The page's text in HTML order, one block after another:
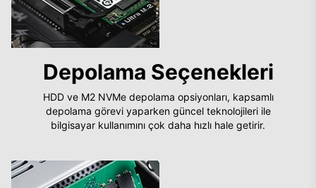
Depolama Seçenekleri
HDD ve M2 NVMe depolama opsiyonları, kapsamlı
depolama görevi yaparken güncel teknolojileri ile
bilgisayar kullanımını çok daha hızlı hale getirir.